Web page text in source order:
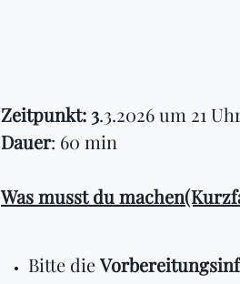
Zeitpunkt: 3.3.2026 um 21
Dauer: 60 min
Was musst du
Bitte die